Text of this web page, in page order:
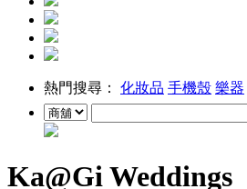
熱門搜尋： 化妝品 手機殼 樂器
Ka@Gi Weddings